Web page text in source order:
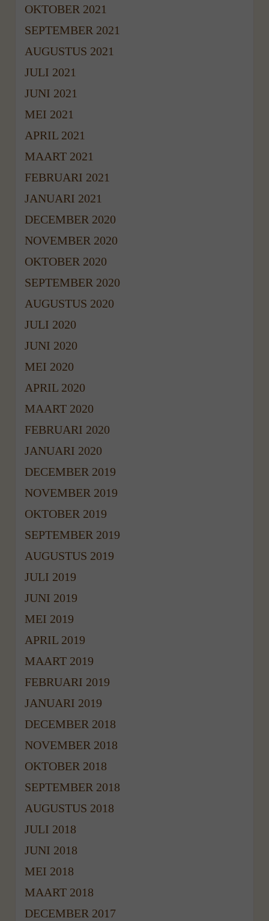
OKTOBER 2021
SEPTEMBER 2021
AUGUSTUS 2021
JULI 2021
JUNI 2021
MEI 2021
APRIL 2021
MAART 2021
FEBRUARI 2021
JANUARI 2021
DECEMBER 2020
NOVEMBER 2020
OKTOBER 2020
SEPTEMBER 2020
AUGUSTUS 2020
JULI 2020
JUNI 2020
MEI 2020
APRIL 2020
MAART 2020
FEBRUARI 2020
JANUARI 2020
DECEMBER 2019
NOVEMBER 2019
OKTOBER 2019
SEPTEMBER 2019
AUGUSTUS 2019
JULI 2019
JUNI 2019
MEI 2019
APRIL 2019
MAART 2019
FEBRUARI 2019
JANUARI 2019
DECEMBER 2018
NOVEMBER 2018
OKTOBER 2018
SEPTEMBER 2018
AUGUSTUS 2018
JULI 2018
JUNI 2018
MEI 2018
MAART 2018
DECEMBER 2017